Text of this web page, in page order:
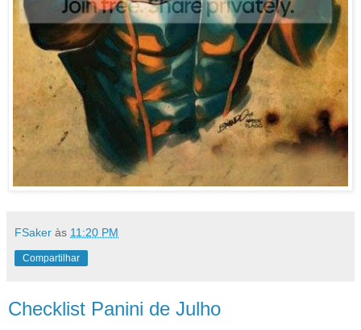
FSaker às 11:20 PM
Compartilhar
Checklist Panini de Julho